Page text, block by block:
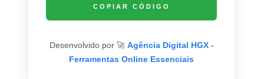
COPIAR CÓDIGO
Desenvolvido por 🚀 Agência Digital HGX -
Ferramentas Online Essenciais